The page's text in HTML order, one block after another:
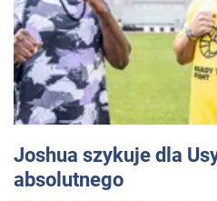
Joshua szykuje dla
absolutnego